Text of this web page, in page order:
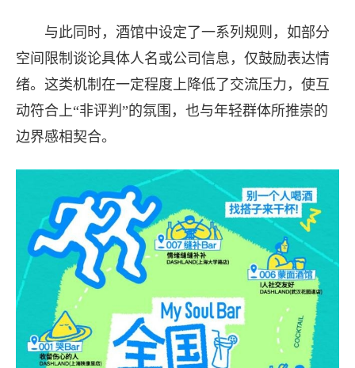
与此同时，酒馆中设定了一系列规则，如部分
空间限制谈论具体人名或公司信息，仅鼓励表达情
绪。这类机制在一定程度上降低了交流压力，使互
动符合上“非评判”的氛围，也与年轻群体所推崇的
边界感相契合。